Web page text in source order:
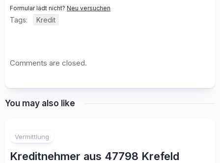
Formular lädt nicht? Neu versuchen
Tags: Kredit
Comments are closed.
You may also like
Vermittlung
Kreditnehmer aus 47798 Krefeld